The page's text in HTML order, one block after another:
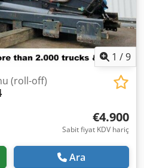
1 /9
(roll-off)
€4.900
Sabit fiyat KDV hariç
Ara